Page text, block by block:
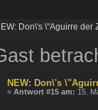
Don\'s \"Aguirre
NEW: Don\'s
«Antwort #15 am: 15.